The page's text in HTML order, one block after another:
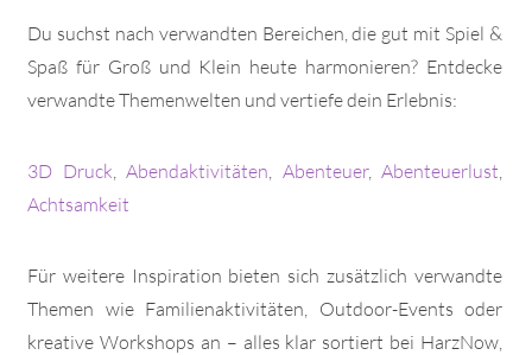
Du suchst nach verwandten Bereichen, die gut mit Spiel &
Spaß für Groß und Klein heute harmonieren? Entdecke
verwandte Themenwelten und vertiefe dein Erlebnis:
3D Druck, Abendaktivitäten, Abenteuer, Abenteuerlust,
Achtsamkeit
Für weitere Inspiration bieten sich zusätzlich verwandte
Themen wie Familienaktivitäten, Outdoor-Events oder
kreative Workshops an – alles klar sortiert bei HarzNow,